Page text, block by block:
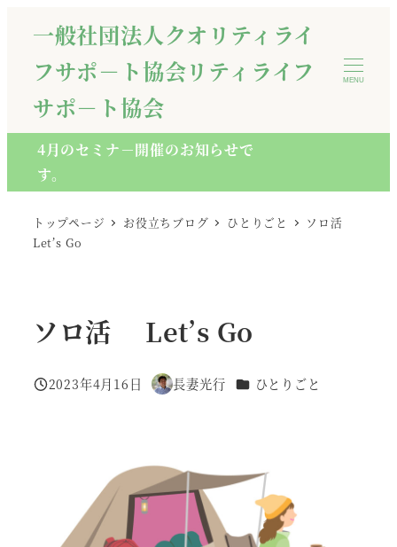
ツ
一般社団法人クオリティライ
フサポ－ト協会リティライフ
サポ－ト協会
MENU
4月のセミナ－開催のお知らせで
す。
トップページ お役立ちブログ ひとりごと
ソロ活
Let’s Go
ソロ活 Let’s Go
投稿日
2023年4月16日
著
長妻光行 カテゴリー
ひとりごと